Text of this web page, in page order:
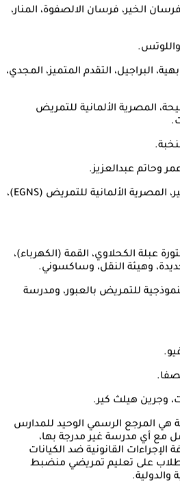
الخير، فرسان الالصفوة، المنار،
البراجيل، التقدم المتميز، المجدي،
المصرية الألمانية للتمريض
وحاتم عبدالعزيز.
الغربية: مدارس فرسان الخير، المصرية الألمانية للتمريض (EGNS)،
عبلة الكحلاوي، القمة (الكهرباء)،
وهيئة النقل، وساكسوني.
للتمريض بالعبور، ومدرسة
وجرين هيلث كير.
هي المرجع الرسمي الوحيد للمدارس
مع أي مدرسة غير مدرجة بها،
القانونية ضد الكيانات
على تعليم تمريضي منضبط
والدولية.